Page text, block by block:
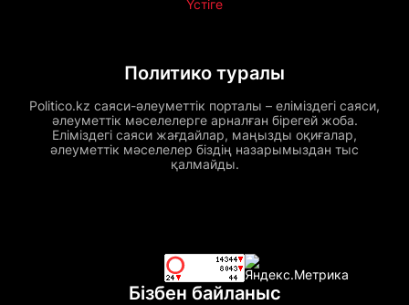
Политико туралы
Politico.kz саяси-әлеуметтік порталы – еліміздегі саяси,
әлеуметтік мәселелерге арналған бірегей жоба.
Еліміздегі саяси жағдайлар, маңызды оқиғалар,
әлеуметтік мәселелер біздің назарымыздан тыс
қалмайды.
Үстіге
Бізбен байланыс